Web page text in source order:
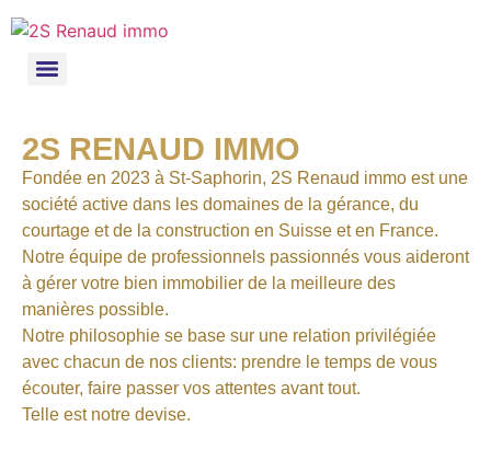
2S RENAUD IMMO
Fondée en 2023 à St-Saphorin, 2S Renaud immo est une
société active dans les domaines de la gérance, du
courtage et de la construction en Suisse et en France.
Notre équipe de professionnels passionnés vous aideront
à gérer votre bien immobilier de la meilleure des
manières possible.
Notre philosophie se base sur une relation privilégiée
avec chacun de nos clients: prendre le temps de vous
écouter, faire passer vos attentes avant tout.
Telle est notre devise.